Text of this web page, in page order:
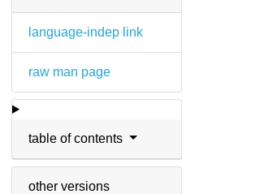
language-indep link
raw man page
table of contents
other versions